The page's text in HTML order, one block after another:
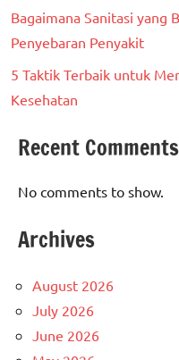
Bagaimana Sanitasi yang
Penyebaran Penyakit
5 Taktik Terbaik untuk
Kesehatan
Recent Comments
No comments to show.
Archives
August 2026
July 2026
June 2026